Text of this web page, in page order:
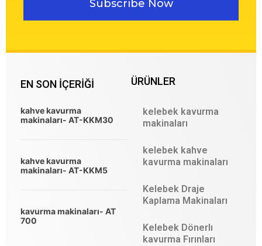
Subscribe Now
EN SON IÇERIĞI
kahve kavurma
makinaları- AT-KKM30
kahve kavurma
makinaları- AT-KKM5
kavurma makinaları- AT
700
ÜRÜNLER
kelebek kavurma
makinaları
kelebek kahve
kavurma makinaları
Kelebek Draje
Kaplama Makinaları
Kelebek Dönerlı
kavurma Fırınları